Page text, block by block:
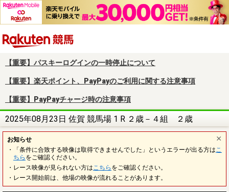
【重要】パスキーログインの一時停止について
【重要】楽天ポイント、PayPayのご利用に関する注意事項
【重要】PayPayチャージ時の注意事項
2025年08月23日 佐賀 競馬場 1 R ２歳－４組 ２歳
お知らせ
・「条件に合致する映像は取得できませんでした」というエラーが出る方は こ
ちら をご確認ください。
・レース映像が見られない方は こちら をご確認ください。
・レース開始前は、他場の映像が流れることがあります。